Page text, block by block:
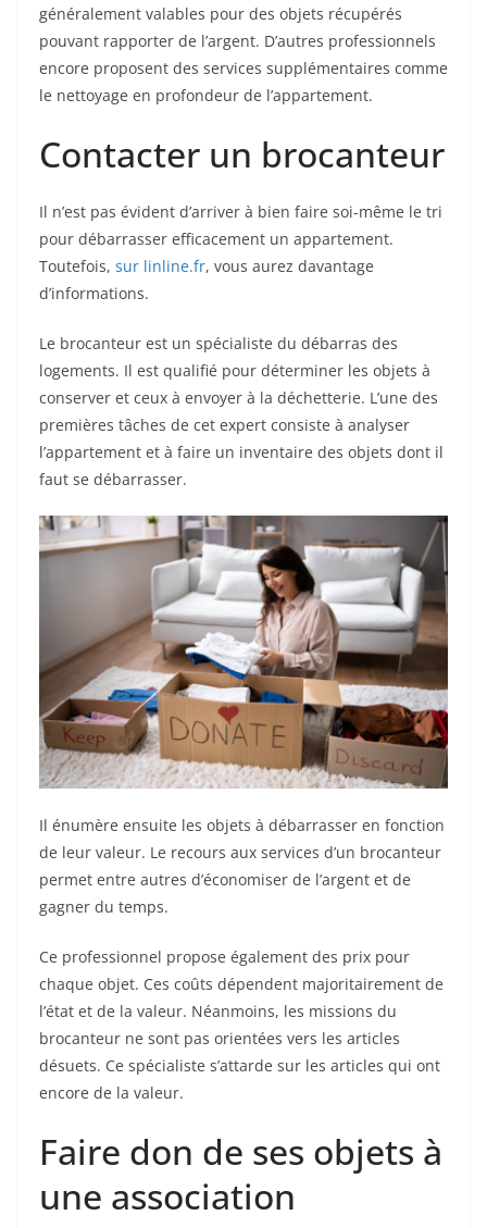
généralement valables pour des objets récupérés
pouvant rapporter de l’argent. D’autres professionnels
encore proposent des services supplémentaires comme
le nettoyage en profondeur de l’appartement.
Contacter un brocanteur
Il n’est pas évident d’arriver à bien faire soi-même le tri
pour débarrasser efficacement un appartement.
Toutefois, sur linline.fr, vous aurez davantage
d’informations.
Le brocanteur est un spécialiste du débarras des
logements. Il est qualifié pour déterminer les objets à
conserver et ceux à envoyer à la déchetterie. L’une des
premières tâches de cet expert consiste à analyser
l’appartement et à faire un inventaire des objets dont il
faut se débarrasser.
Il énumère ensuite les objets à débarrasser en fonction
de leur valeur. Le recours aux services d’un brocanteur
permet entre autres d’économiser de l’argent et de
gagner du temps.
Ce professionnel propose également des prix pour
chaque objet. Ces coûts dépendent majoritairement de
l’état et de la valeur. Néanmoins, les missions du
brocanteur ne sont pas orientées vers les articles
désuets. Ce spécialiste s’attarde sur les articles qui ont
encore de la valeur.
Faire don de ses objets à
une association